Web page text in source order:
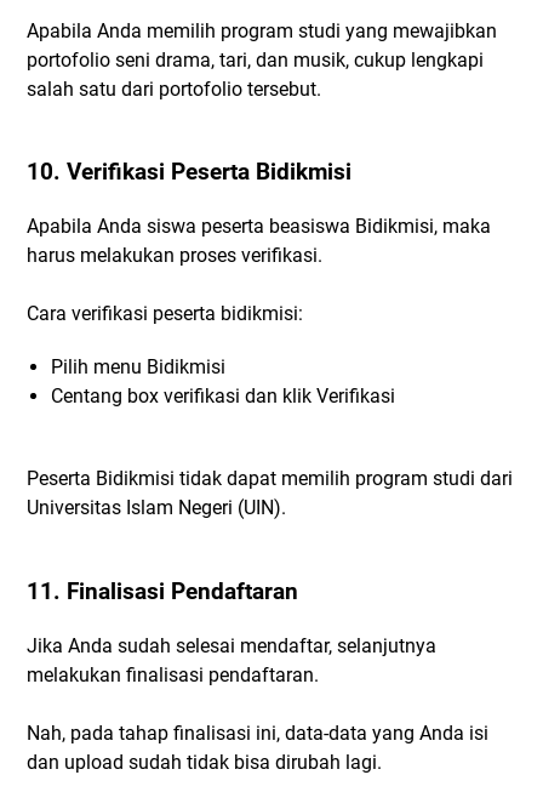
Apabila Anda memilih program studi yang mewajibkan
portofolio seni drama, tari, dan musik, cukup lengkapi
salah satu dari portofolio tersebut.
10. Verifikasi Peserta Bidikmisi
Apabila Anda siswa peserta beasiswa Bidikmisi, maka
harus melakukan proses verifikasi.
Cara verifikasi peserta bidikmisi:
Pilih menu Bidikmisi
Centang box verifikasi dan klik Verifikasi
Peserta Bidikmisi tidak dapat memilih program studi dari
Universitas Islam Negeri (UIN).
11. Finalisasi Pendaftaran
Jika Anda sudah selesai mendaftar, selanjutnya
melakukan finalisasi pendaftaran.
Nah, pada tahap finalisasi ini, data-data yang Anda isi
dan upload sudah tidak bisa dirubah lagi.